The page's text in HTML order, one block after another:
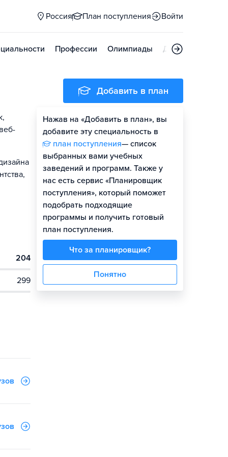
Россия План поступления Войти
Профессии Олимпиады Дни открытых
204
299
Добавить в план
Нажав на «Добавить в план», вы
добавите эту специальность в
план поступления— список
выбранных вами учебных
заведений и программ. Также у
нас есть сервис «Планировщик
поступления», который поможет
подобрать подходящие
программы и получить готовый
план поступления.
Что за планировщик?
Понятно